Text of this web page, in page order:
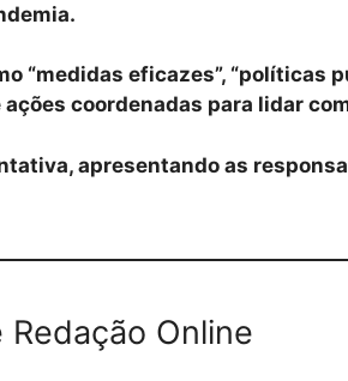
“medidas eficazes”, “políticas
coordenadas para lidar
apresentando as
Online